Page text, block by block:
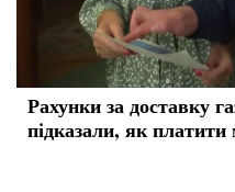
Рахунки за доставку
підказали, як